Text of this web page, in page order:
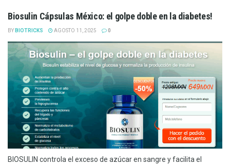
Biosulin Cápsulas México: el golpe doble en la diabetes!
BY BIOTRICKS AGOSTO 11, 2025 0
BIOSULIN controla el exceso de azúcar en sangre y facilita el